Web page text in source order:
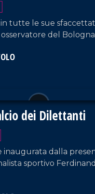
tutte le sue
osservatore del
dei Dilettanti
inaugurata dalla
sportivo